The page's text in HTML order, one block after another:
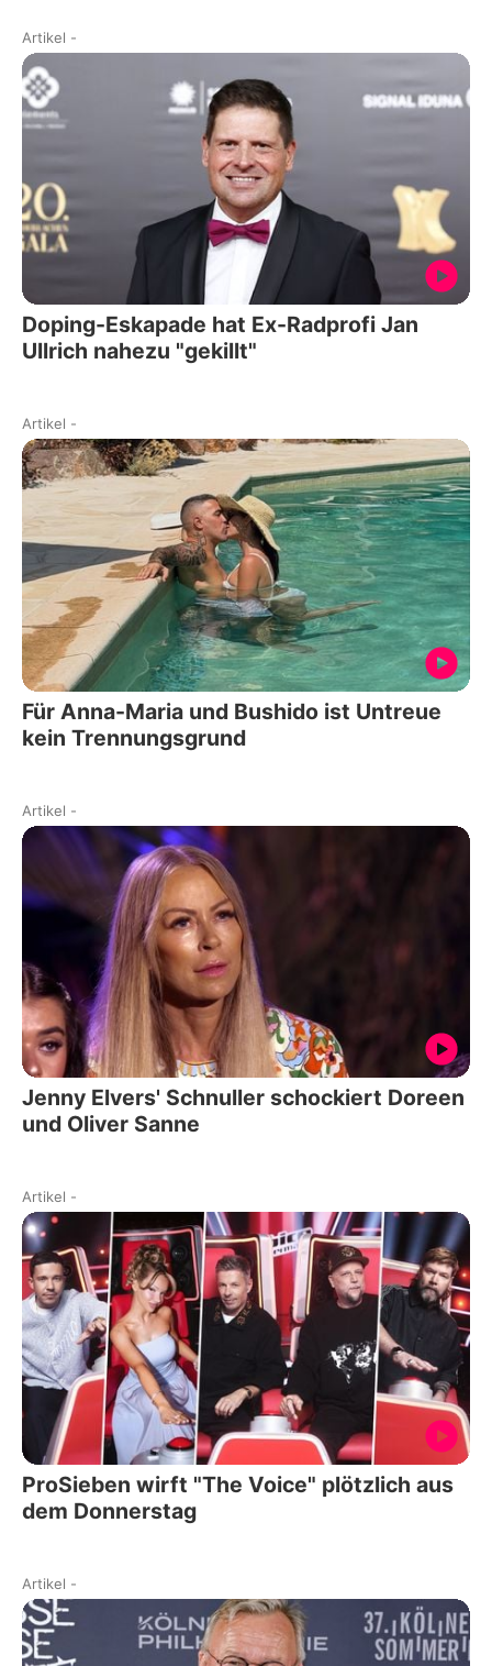
Artikel -
Doping-Eskapade hat Ex-Radprofi Jan
Ullrich nahezu "gekillt"
Artikel -
Für Anna-Maria und Bushido ist Untreue
kein Trennungsgrund
Artikel -
Jenny Elvers' Schnuller schockiert Doreen
und Oliver Sanne
Artikel -
ProSieben wirft "The Voice" plötzlich aus
dem Donnerstag
Artikel -